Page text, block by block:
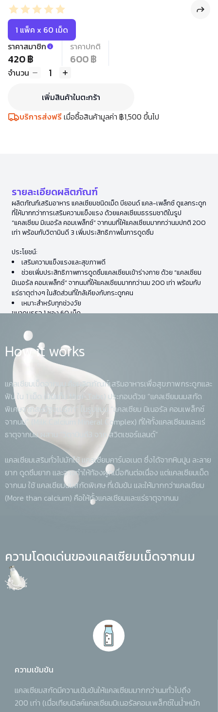
1 แพ็ค x 60 เม็ด
ราคาสมาชิก
420 ฿
ราคาปกติ
600 ฿
จำนวน 1
เพิ่มสินค้าในตะกร้า
บริการส่งฟรีเมื่อซื้อสินค้ามูลค่า ฿1,500 ขึ้นไป
รายละเอียดผลิตภัณฑ์
ผลิตภัณฑ์เสริมอาหาร แคลเซียมชนิดเม็ด บียอนด์ แคล-เพล็กซ์ ดูแลกระดูก
ที่ให้มากกว่าการเสริมความแข็งแรง ด้วยแคลเซียมธรรมชาติในรูป
“แคลเซียม มิเนอรัล คอมเพล็กซ์” จากนมที่ให้แคลเซียมมากกว่านมปกติ 200
เท่า พร้อมกับวิตามินดี 3 เพิ่มประสิทธิภาพในการดูดซึม
ประโยชน์:
เสริมความแข็งแรงและสุขภาพดี
ช่วยเพิ่มประสิทธิภาพการดูดซึมแคลเซียมเข้าร่างกาย ด้วย “แคลเซียม
มิเนอรัล คอมเพล็กซ์” จากนมที่ให้แคลเซียมมากกว่านม 200 เท่า พร้อมกับ
แร่ธาตุต่างๆ ในสัดส่วนที่ใกล้เคียงกับกระดูกคน
เหมาะสำหรับทุกช่วงวัย
ขนาดบรรจุ 1 ซอง 60 เม็ด
How it works
แคลเซียมเม็ดจากนม คือผลิตภัณฑ์เสริมอาหารเพื่อสุขภาพกระดูกและ
ฟัน ใน 1 เม็ด (มินิแท็บ Mini-Tabs) ประกอบด้วย “แคลเซียมนมสกัด
พิเศษจากสหรัฐอเมริกา” ในรูปแบบ “แคลเซียม มิเนอรัล คอมเพล็กซ์
จากนม” (Milk Calcium Mineral Complex) ที่ให้ทั้งแคลเซียมและแร่
ธาตุจากนม ผสาน “วิตามินดี3 จาก สวิตเซอร์แลนด์”
แคลเซียมเสริมทั่วไปมักใช้ แคลเซียมคาร์บอเนต ซึ่งได้จากหินปูน ละลาย
ยาก ดูดซึมยาก และอาจทำให้ท้องผูกเมื่อกินต่อเนื่อง แต่แคลเซียมเม็ด
จากนม ใช้ แคลเซียมนมสกัดพิเศษ ที่เข้มข้น และให้มากกว่าแคลเซียม
(More than calcium) คือให้ทั้งแคลเซียมและแร่ธาตุจากนม
ความโดดเด่นของแคลเซียมเม็ดจากนม
ความเข้มข้น
แคลเซียมสกัดมีความเข้มข้นให้แคลเซียมมากกว่านมทั่วไปถึง
200 เท่า (เมื่อเทียบมิลค์แคลเซียมมิเนอรัลคอมเพล็กซ์ในน้ำหนัก